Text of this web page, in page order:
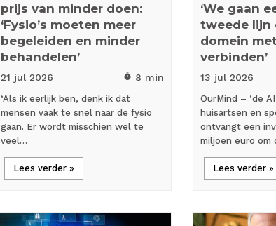
prijs van minder doen:
‘Fysio’s moeten meer
begeleiden en minder
behandelen’
21 jul 2026 timer 8 min
‘Als ik eerlijk ben, denk ik dat
mensen vaak te snel naar de fysio
gaan. Er wordt misschien wel te
veel…
Lees verder »
‘We gaan
tweede lijn
domein
verbinden’
13 jul 2026
OurMind – ‘de
huisartsen en
ontvangt een
miljoen euro om
Lees verder »